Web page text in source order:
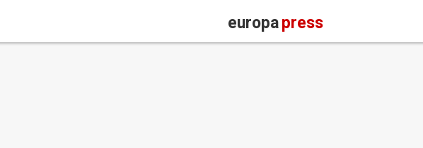
europapress